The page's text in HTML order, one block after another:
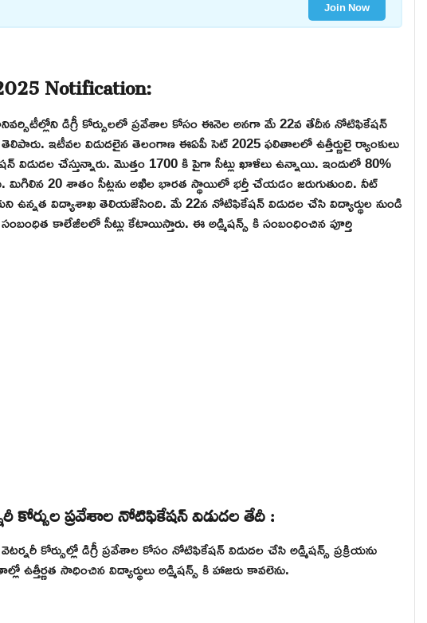
Join Now
Notification:
డిగ్రీ కోర్సులలో ప్రవేశాల కోసం ఈనెల అనగా మే 22వ తేదీన నోటిఫికేషన్
ఇటీవల విడుదలైన తెలంగాణ ఈఏపీ సెట్ 2025 ఫలితాలలో ఉత్తీర్ణులై ర్యాంకులు
విడుదల చేస్తున్నారు. మొత్తం 1700 కి పైగా సీట్లు ఖాళీలు ఉన్నాయి. ఇందులో 80%
మిగిలిన 20 శాతం సీట్లను అఖిల భారత స్థాయిలో భర్తీ చేయడం జరుగుతుంది. నీట్
ఉన్నత విద్యాశాఖ తెలియజేసింది. మే 22న నోటిఫికేషన్ విడుదల చేసి విద్యార్థుల నుండి
కాలేజీలలో సీట్లు కేటాయిస్తారు. ఈ అడ్మిషన్స్ కి సంబంధించిన పూర్తి
కోర్సుల ప్రవేశాల నోటిఫికేషన్ విడుదల తేదీ :
కోర్సుల్లో డిగ్రీ ప్రవేశాల కోసం నోటిఫికేషన్ విడుదల చేసి అడ్మిషన్స్ ప్రక్రియను
సాధించిన విద్యార్థులు అడ్మిషన్స్ కి హాజరు కావలెను.